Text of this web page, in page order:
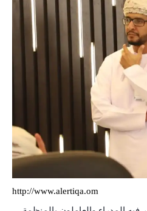
http://www.alertiqa.om